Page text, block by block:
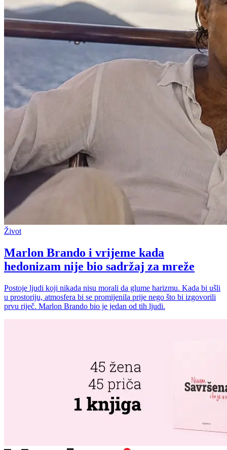
Život
Marlon Brando i vrijeme kada
hedonizam nije bio sadržaj za mreže
Postoje ljudi koji nikada nisu morali da glume harizmu. Kada bi ušli
u prostoriju, atmosfera bi se promijenila prije nego što bi izgovorili
prvu riječ. Marlon Brando bio je jedan od tih ljudi.